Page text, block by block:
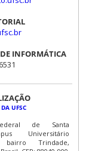
INFORMÁTICA
UFSC
de Santa
Universitário
Trindade,